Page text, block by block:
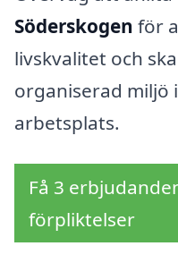
Söderskogen för
livskvalitet och
organiserad miljö
arbetsplats.
Få 3
förpliktelser